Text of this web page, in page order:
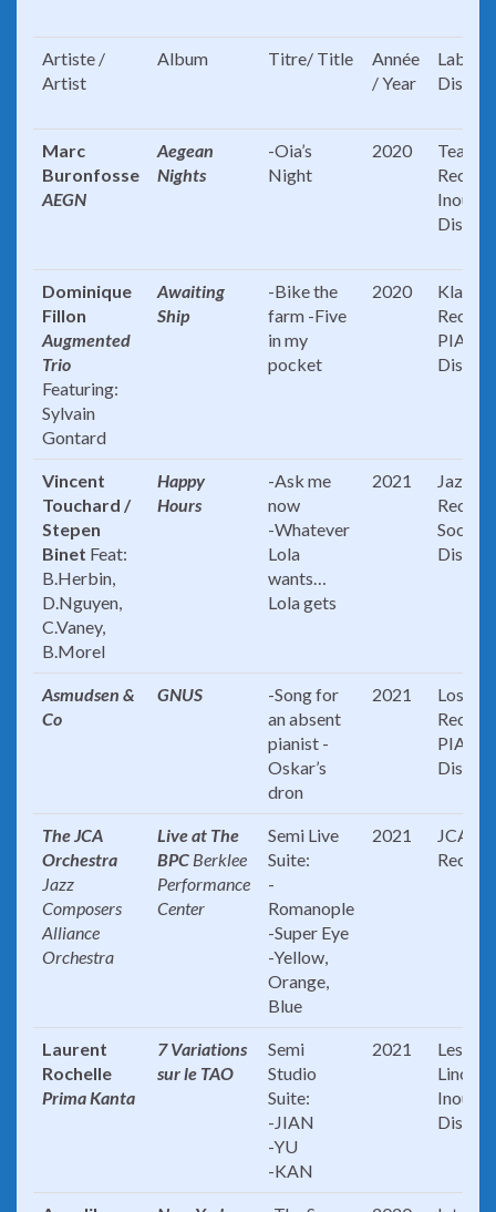
Artiste /
Artist
Album Titre/ Title
Année
/ Year
Label /
Marc
Buronfosse
AEGN
Aegean
Nights
-Oia’s
Night
2020
Team
Inouie
Dominique
Fillon
Augmented
Trio
Featuring:
Sylvain
Gontard
Awaiting
Ship
-Bike the
farm -Five
in my
pocket
2020
Klarthe
PIAS
Vincent
Touchard /
Stepen
Binet Feat:
B.Herbin,
D.Nguyen,
C.Vaney,
B.Morel
Happy
Hours
-Ask me
now
-Whatever
Lola
wants…
Lola gets
2021
Jazz
Asmudsen &
Co
GNUS
-Song for
an absent
pianist -
Oskar’s
dron
2021
Losen
PIAS
The JCA
Orchestra
Jazz
Composers
Alliance
Orchestra
Live at The
BPC Berklee
Performance
Center
Semi Live
Suite:
-
Romanople
-Super Eye
-Yellow,
Orange,
Blue
2021
JCA
Laurent
Rochelle
Prima Kanta
7 Variations
sur le TAO
Semi
Studio
Suite:
-JIAN
-YU
-KAN
2021
Les
Inouie